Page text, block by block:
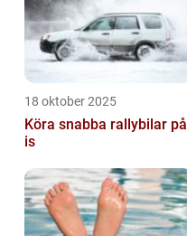
18 oktober 2025
Köra snabba rallybilar på
is